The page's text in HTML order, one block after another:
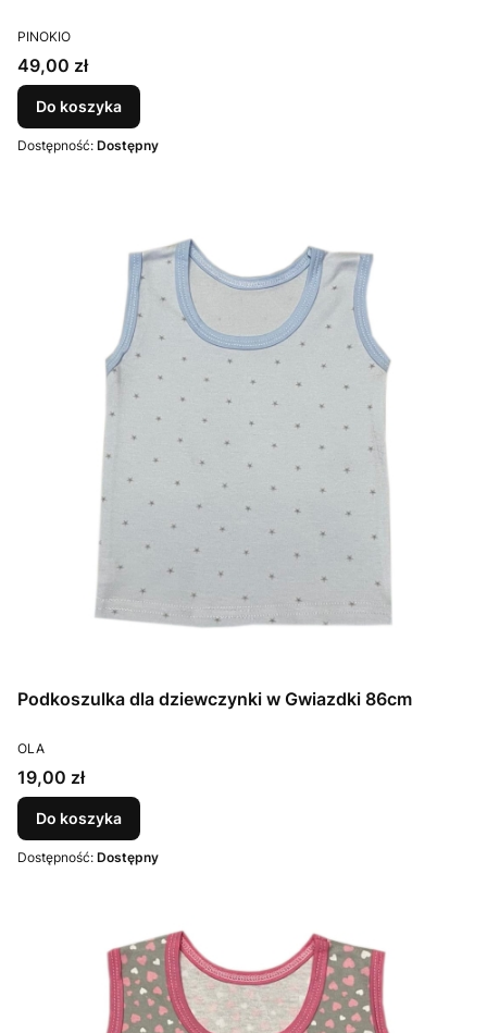
PRODUCENT
PINOKIO
Cena
49,00 zł
Do koszyka
Dostępność: Dostępny
Podkoszulka dla dziewczynki w Gwiazdki 86cm
PRODUCENT
OLA
Cena
19,00 zł
Do koszyka
Dostępność: Dostępny